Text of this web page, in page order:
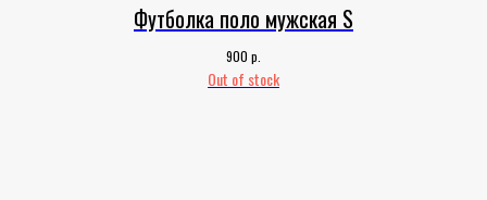
Футболка поло мужская S
900 р.
Out of stock